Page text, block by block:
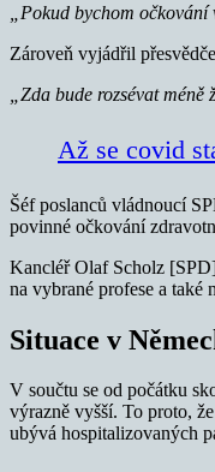
„Pokud bychom
Zároveň vyjádřil
„Zda bude rozsévat
Až se covid
Šéf poslanců vládnoucí
povinné očkování
Kancléř Olaf Scholz
na vybrané profese a také
Situace v
V součtu se od počátku
výrazně vyšší. To proto,
ubývá hospitalizovaných